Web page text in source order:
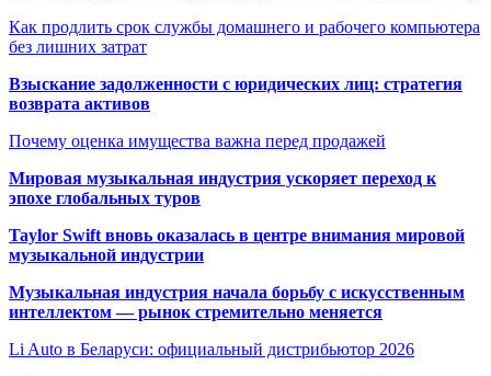
Как продлить срок службы домашнего и рабочего компьютера
без лишних затрат
Взыскание задолженности с юридических лиц: стратегия
возврата активов
Почему оценка имущества важна перед продажей
Мировая музыкальная индустрия ускоряет переход к
эпохе глобальных туров
Taylor Swift вновь оказалась в центре внимания мировой
музыкальной индустрии
Музыкальная индустрия начала борьбу с искусственным
интеллектом — рынок стремительно меняется
Li Auto в Беларуси: официальный дистрибьютор 2026